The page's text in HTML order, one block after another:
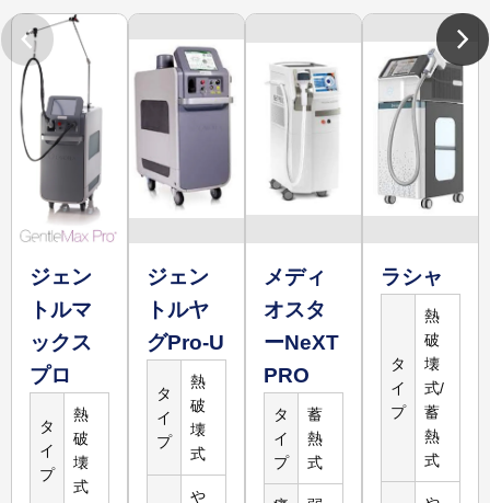
詳しく
詳しく
見る
腕5回
3,500
脚
詳しく
見る
119,800円
脚5回
3,200円
ジェン
トルマ
ックス
プロ
タ
イ
プ
熱
破
壊
式
ジェン
トルヤ
グPro-U
タ
イ
プ
熱
破
壊
式
や
メディ
オスタ
ーNeXT
PRO
タ
イ
プ
蓄
熱
式
ラシャ
タ
イ
プ
熱
破
壊
式/
蓄
熱
式